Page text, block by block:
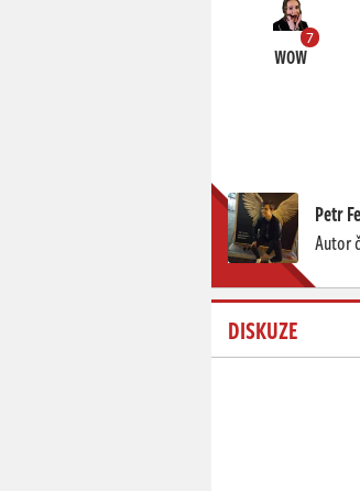
7
WOW
Petr
Autor
DISKUZE